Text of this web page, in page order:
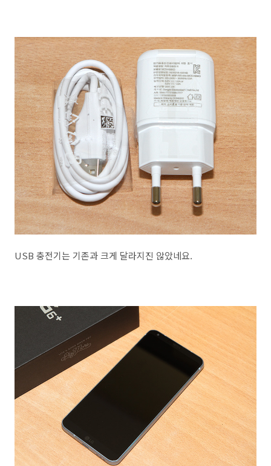
USB 충전기는 기존과 크게 달라지진 않았네요.